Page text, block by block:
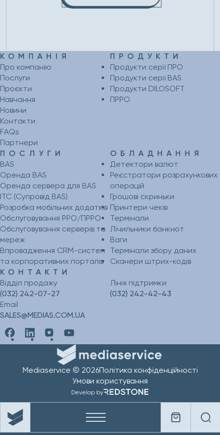
КОМПАНІЯ
Про компанію
Послуги
Проєкти
Навчання
Новини
Контакти
FAQs
Партнери
ПОСЛУГИ
BAS
Оренда BAS
Оренда сервера для BAS
ІТС (Супровід BAS)
Розробка мобільних додатків
Обслуговування РРО/ПРРО
Обслуговування серверів та
мереж
Впровадження CRM-систем
та корпоративних порталів
ОБЛАДНАННЯ
Детектори валют
Реєстратори розрахункових
операцій
Грошові скриньки
Принтери чеків
Термінали
Лічильники банкнот
Ваги
Термінали збору даних
Сканери штрих-кодів
ПРОДУКТИ
Продукти серії ПРО
Продукти серії BAS
Продукти DILOSOFT
ПРРО
КОНТАКТИ
Відділ продажу
(032) 242-07-27
Лінія підтримки
(032) 242-42-43
Email
SALES@MEDIAS.COM.UA
Mediaservice © 2026Політика конфіденційності
Умови користування
Develop by